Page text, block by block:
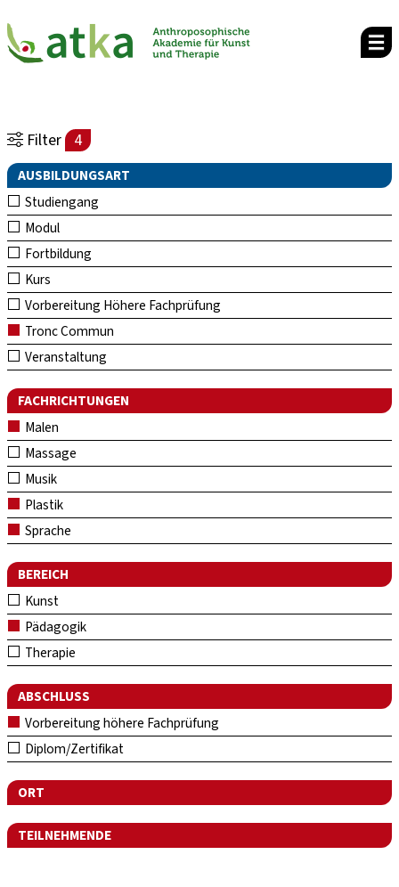
Filter 4
AUSBILDUNGSART
Studiengang
Modul
Fortbildung
Kurs
Vorbereitung Höhere Fachprüfung
Tronc Commun
Veranstaltung
FACHRICHTUNGEN
Malen
Massage
Musik
Plastik
Sprache
BEREICH
Kunst
Pädagogik
Therapie
ABSCHLUSS
Vorbereitung höhere Fachprüfung
Diplom/Zertifikat
ORT
TEILNEHMENDE